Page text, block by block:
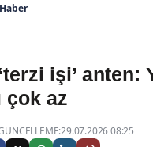
işi’ anten:
çok az
08:25